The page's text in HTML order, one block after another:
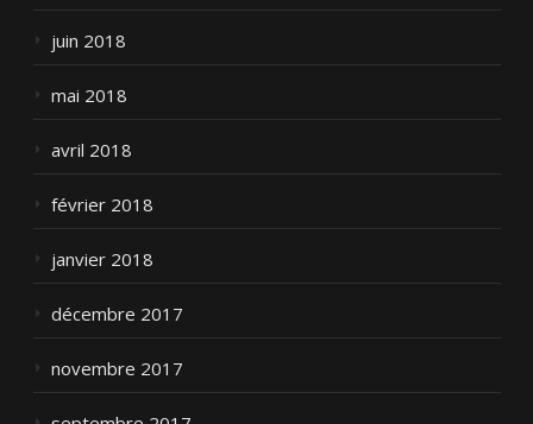
juin 2018
mai 2018
avril 2018
février 2018
janvier 2018
décembre 2017
novembre 2017